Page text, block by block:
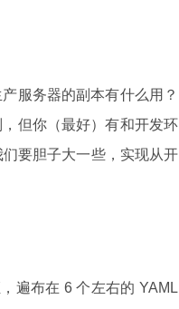
服务器的副本有什么用？
但你（最好）有和开发环
要胆子大一些，实现从开
遍布在 6 个左右的 YAML